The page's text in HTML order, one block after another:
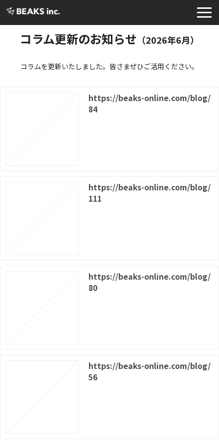
TOP
実績・導入事例
コラム
コラム更新のお知らせ （2026年6月）
コラムを更新いたしました。皆さまぜひご活用ください。
https://beaks-online.com/blog/
84
https://beaks-online.com/blog/
111
https://beaks-online.com/blog/
80
https://beaks-online.com/blog/
56